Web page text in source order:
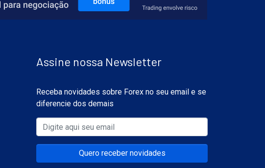
Assine nossa Newsletter
Receba novidades sobre Forex no seu email e se
diferencie dos demais
Quero receber novidades